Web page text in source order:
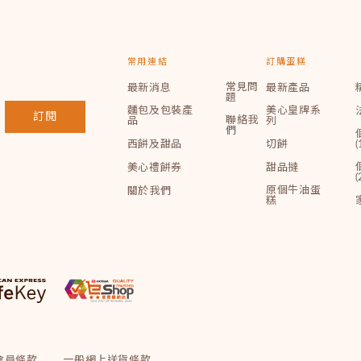
訂閱
常用連結
最新消息
麵包及包裝產
品
西餅及甜品
美心禮餅券
關於我們
常見問
題
聯絡我
們
訂購蛋糕
最新產品
美心皇牌系
列
切餅
甜品撻
原個牛油蛋
糕